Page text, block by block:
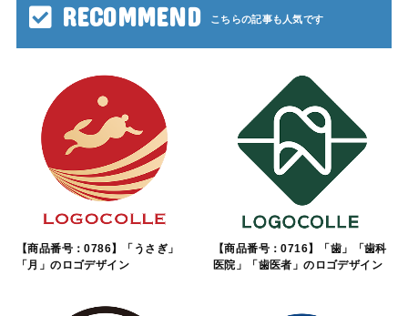
RECOMMEND
【商品番号：0786】「うさぎ」
「月」のロゴデザイン
【商品番号：0716】「歯」「歯科
医院」「歯医者」のロゴデザイン